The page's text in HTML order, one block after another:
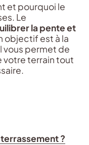
et pourquoi le
Le
la pente et
objectif est à la
vous permet de
votre terrain tout
?